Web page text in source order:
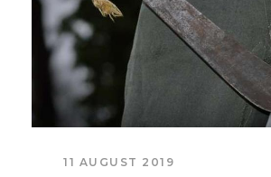
11 AUGUST 2019